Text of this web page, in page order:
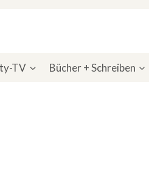
TV Bücher + Schreiben